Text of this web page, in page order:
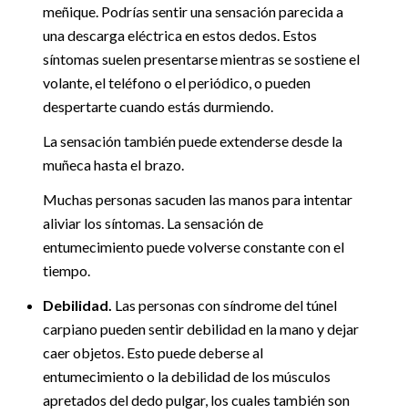
meñique. Podrías sentir una sensación parecida a
una descarga eléctrica en estos dedos. Estos
síntomas suelen presentarse mientras se sostiene el
volante, el teléfono o el periódico, o pueden
despertarte cuando estás durmiendo.
La sensación también puede extenderse desde la
muñeca hasta el brazo.
Muchas personas sacuden las manos para intentar
aliviar los síntomas. La sensación de
entumecimiento puede volverse constante con el
tiempo.
Debilidad. Las personas con síndrome del túnel
carpiano pueden sentir debilidad en la mano y dejar
caer objetos. Esto puede deberse al
entumecimiento o la debilidad de los músculos
apretados del dedo pulgar, los cuales también son